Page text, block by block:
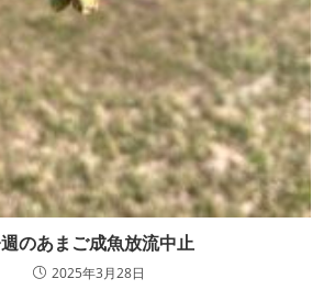
のあまご成魚放流中止
2025年3月28日